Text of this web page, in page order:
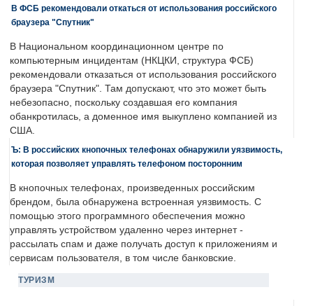
В ФСБ рекомендовали откаться от использования российского
браузера "Спутник"
В Национальном координационном центре по
компьютерным инцидентам (НКЦКИ, структура ФСБ)
рекомендовали отказаться от использования российского
браузера "Спутник". Там допускают, что это может быть
небезопасно, поскольку создавшая его компания
обанкротилась, а доменное имя выкуплено компанией из
США.
Ъ: В российских кнопочных телефонах обнаружили уязвимость,
которая позволяет управлять телефоном посторонним
В кнопочных телефонах, произведенных российским
брендом, была обнаружена встроенная уязвимость. С
помощью этого программного обеспечения можно
управлять устройством удаленно через интернет -
рассылать спам и даже получать доступ к приложениям и
сервисам пользователя, в том числе банковские.
ТУРИЗМ